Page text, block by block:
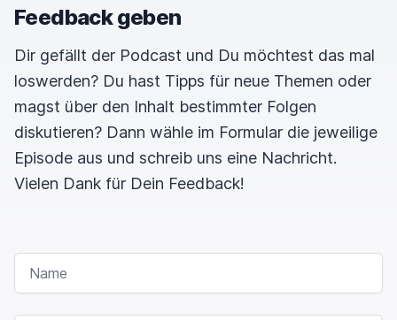
vorstellen.
Isabelle 00:01:56
Ja hallo Wolfgang. Danke, dass ich hier sein darf.
Hm mich vorstellen, ja äh ich bin äh Schriftstellerin
aus Leidenschaft. Ich bin Stifterin aus
Wolfgang
Feedback geben
Dir gefällt der Podcast und Du möchtest das mal
loswerden? Du hast Tipps für neue Themen oder
magst über den Inhalt bestimmter Folgen
diskutieren? Dann wähle im Formular die jeweilige
Episode aus und schreib uns eine Nachricht.
Vielen Dank für Dein Feedback!
NAME